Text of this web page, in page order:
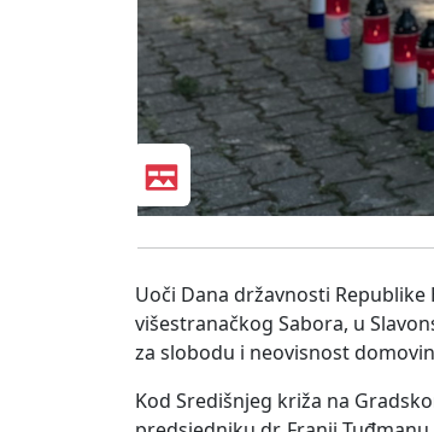
Uoči Dana državnosti
višestranačkog Sabora, u
za slobodu i neovisnost
Kod Središnjeg križa na